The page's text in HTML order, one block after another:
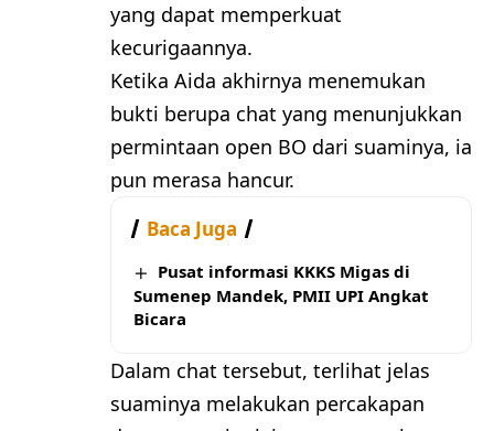
yang dapat memperkuat
kecurigaannya.
Ketika Aida akhirnya menemukan
bukti berupa chat yang menunjukkan
permintaan open BO dari suaminya, ia
pun merasa hancur.
Baca Juga
Pusat informasi KKKS Migas di
Sumenep Mandek, PMII UPI Angkat
Bicara
Dalam chat tersebut, terlihat jelas
suaminya melakukan percakapan